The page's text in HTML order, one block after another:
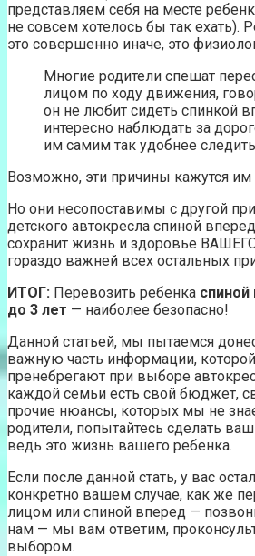
представляем себя на месте
не совсем хотелось бы так ехать).
это совершенно иначе, это
Многие родители спешат
лицом по ходу движения,
он не любит сидеть спинкой
интересно наблюдать за
им самим так удобнее
Возможно, эти причины кажутся
Но они несопоставимы с другой
детского автокресла спиной
сохранит жизнь и здоровье
гораздо важней всех остальных
ИТОГ: Перевозить ребенка спиной
до 3 лет — наиболее безопасно!
Данной статьей, мы пытаемся
важную часть информации,
пренебрегают при выборе
каждой семьи есть свой бюджет,
прочие нюансы, которых мы не
родители, попытайтесь сделать
ведь это жизнь вашего ребенка.
Если после данной стать, у вас
конкретно вашем случае, как же
лицом или спиной вперед —
нам — мы вам ответим,
выбором.